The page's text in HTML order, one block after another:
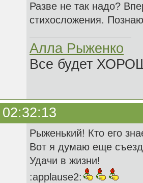
Разве не так надо?
стихосложения.
Алла Рыженко
Все будет
Рыженький! Кто его
Вот я думаю еще
Удачи в жизни!
:applause2: